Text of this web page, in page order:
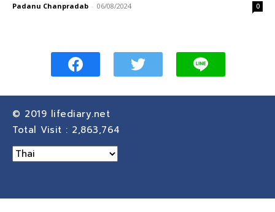
Padanu Chanpradab - 06/08/2024 0
© 2019 lifediary.net
Total Visit : 2,863,764